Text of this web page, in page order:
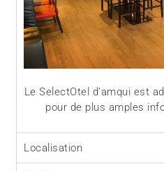
Le SelectOtel d’amqui est
pour de plus amples
Localisation